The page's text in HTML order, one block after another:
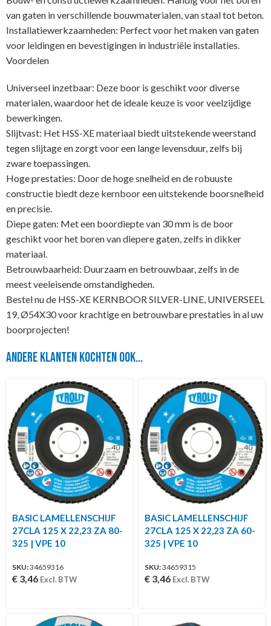
van gaten in verschillende bouwmaterialen, van staal tot beton.
Installatiewerkzaamheden: Perfect voor het maken van gaten
voor leidingen en bevestigingen in industriële installaties.
Voordelen
Universeel inzetbaar: Deze boor is geschikt voor diverse
materialen, waardoor het de ideale keuze is voor veelzijdige
bewerkingen.
Slijtvast: Het HSS-XE materiaal biedt uitstekende weerstand
tegen slijtage en zorgt voor een lange levensduur, zelfs bij
zware toepassingen.
Hoge prestaties: Door de hoge snelheid en de robuuste
constructie biedt deze kernboor een uitstekende boorsnelheid
en precisie.
Diepe gaten: Met een boordiepte van 30 mm is de boor
geschikt voor het boren van diepere gaten, zelfs in dikker
materiaal.
Betrouwbaarheid: Duurzaam en betrouwbaar, zelfs in de
meest veeleisende omstandigheden.
Bestel nu de HSS-XE KERNBOOR SILVER-LINE, UNIVERSEEL
19, Ø54X30 voor krachtige en betrouwbare prestaties in al uw
boorprojecten!
Andere klanten kochten ook...
BASIC LAMELLENSCHIJF
27CLA 125 X 22,23 ZA 80-
325 | VPE 10
SKU:34659316
€ 3,46 Excl. BTW
BASIC LAMELLENSCHIJF
27CLA 125 X 22,23 ZA 60-
325 | VPE 10
SKU:34659315
€ 3,46 Excl. BTW